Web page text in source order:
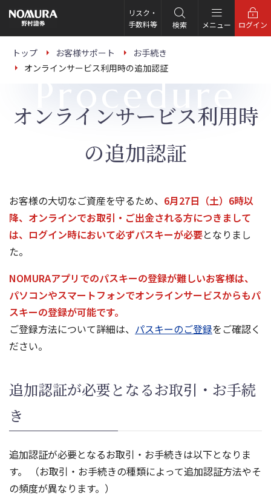
の
ー
リスク・
手数料等
検索 メニュー ログイン
トップ お客様サポート
お手続き
オンラインサービス利用時の追加認証
Procedure
オンラインサービス利用時
の追加認証
お客様の大切なご資産を守るため、 6月27日（土）6時以
降、オンラインでお取引・ご出金される方につきまして
は、ログイン時において必ずパスキーが必要となりまし
た。
NOMURAアプリでのパスキーの登録が難しいお客様は、
パソコンやスマートフォンでオンラインサービスからもパ
スキーの登録が可能です。
ご登録方法について詳細は、 パスキーのご登録をご確認く
ださい。
追加認証が必要となるお取引・お手続
き
追加認証が必要となるお取引・お手続きは以下となりま
す。 （お取引・お手続きの種類によって追加認証方法やそ
の頻度が異なります。）